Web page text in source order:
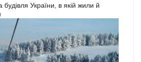
будівля України, в якій жили й